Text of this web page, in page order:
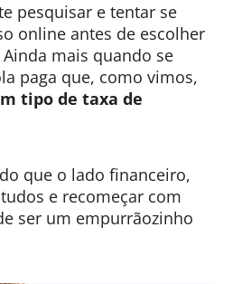
pesquisar e tentar se
online antes de escolher
mais quando se
paga que, como vimos,
tipo de taxa de
que o lado financeiro,
e recomeçar com
ser um empurrãozinho